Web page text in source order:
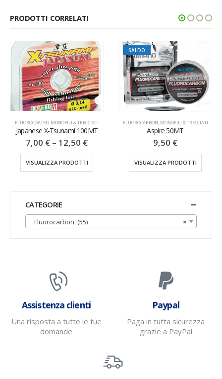
PRODOTTI CORRELATI
FLUOROCOATED, MONOFILI & TRECCIATI
Japanese X-Tsunami 100MT
7,00 € – 12,50 €
VISUALIZZA PRODOTTI
SALDO
FLUOROCARBON, MONOFILI & TRECCIATI
Aspire 50MT
9,50 €
VISUALIZZA PRODOTTI
CATEGORIE
×
Fluorocarbon (55)
Assistenza clienti
Una risposta a tutte le tue
domande
Paypal
Paga in tutta sicurezza
grazie a PayPal